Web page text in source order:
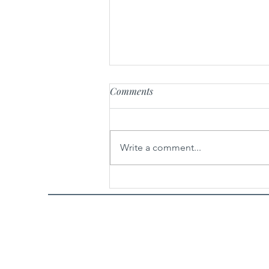
Oscarom® nagrađena „Ničija
Comments
Write a comment...